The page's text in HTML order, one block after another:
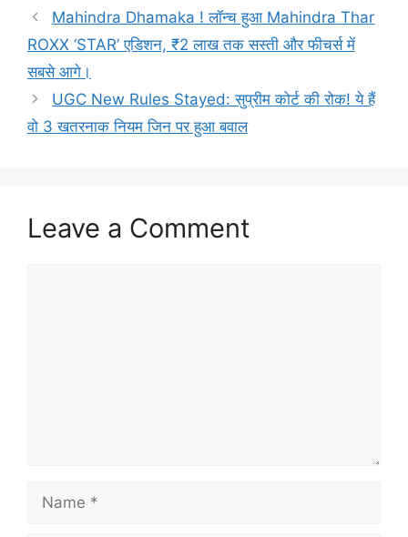
Mahindra Dhamaka ! लॉन्च हुआ Mahindra Thar
ROXX ‘STAR’ एडिशन, ₹2 लाख तक सस्ती और फीचर्स में
सबसे आगे।
UGC New Rules Stayed: सुप्रीम कोर्ट की रोक! ये हैं
वो 3 खतरनाक नियम जिन पर हुआ बवाल
Leave a Comment